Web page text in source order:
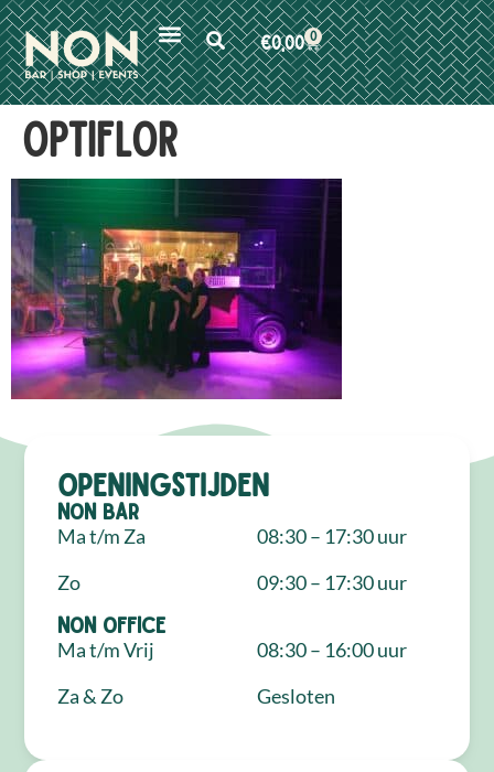
€0,00 0
Optiflor
Openingstijden
NON Bar
Ma t/m Za
Zo
08:30 – 17:30 uur
09:30 – 17:30 uur
NON Office
Ma t/m Vrij
Za & Zo
08:30 – 16:00 uur
Gesloten